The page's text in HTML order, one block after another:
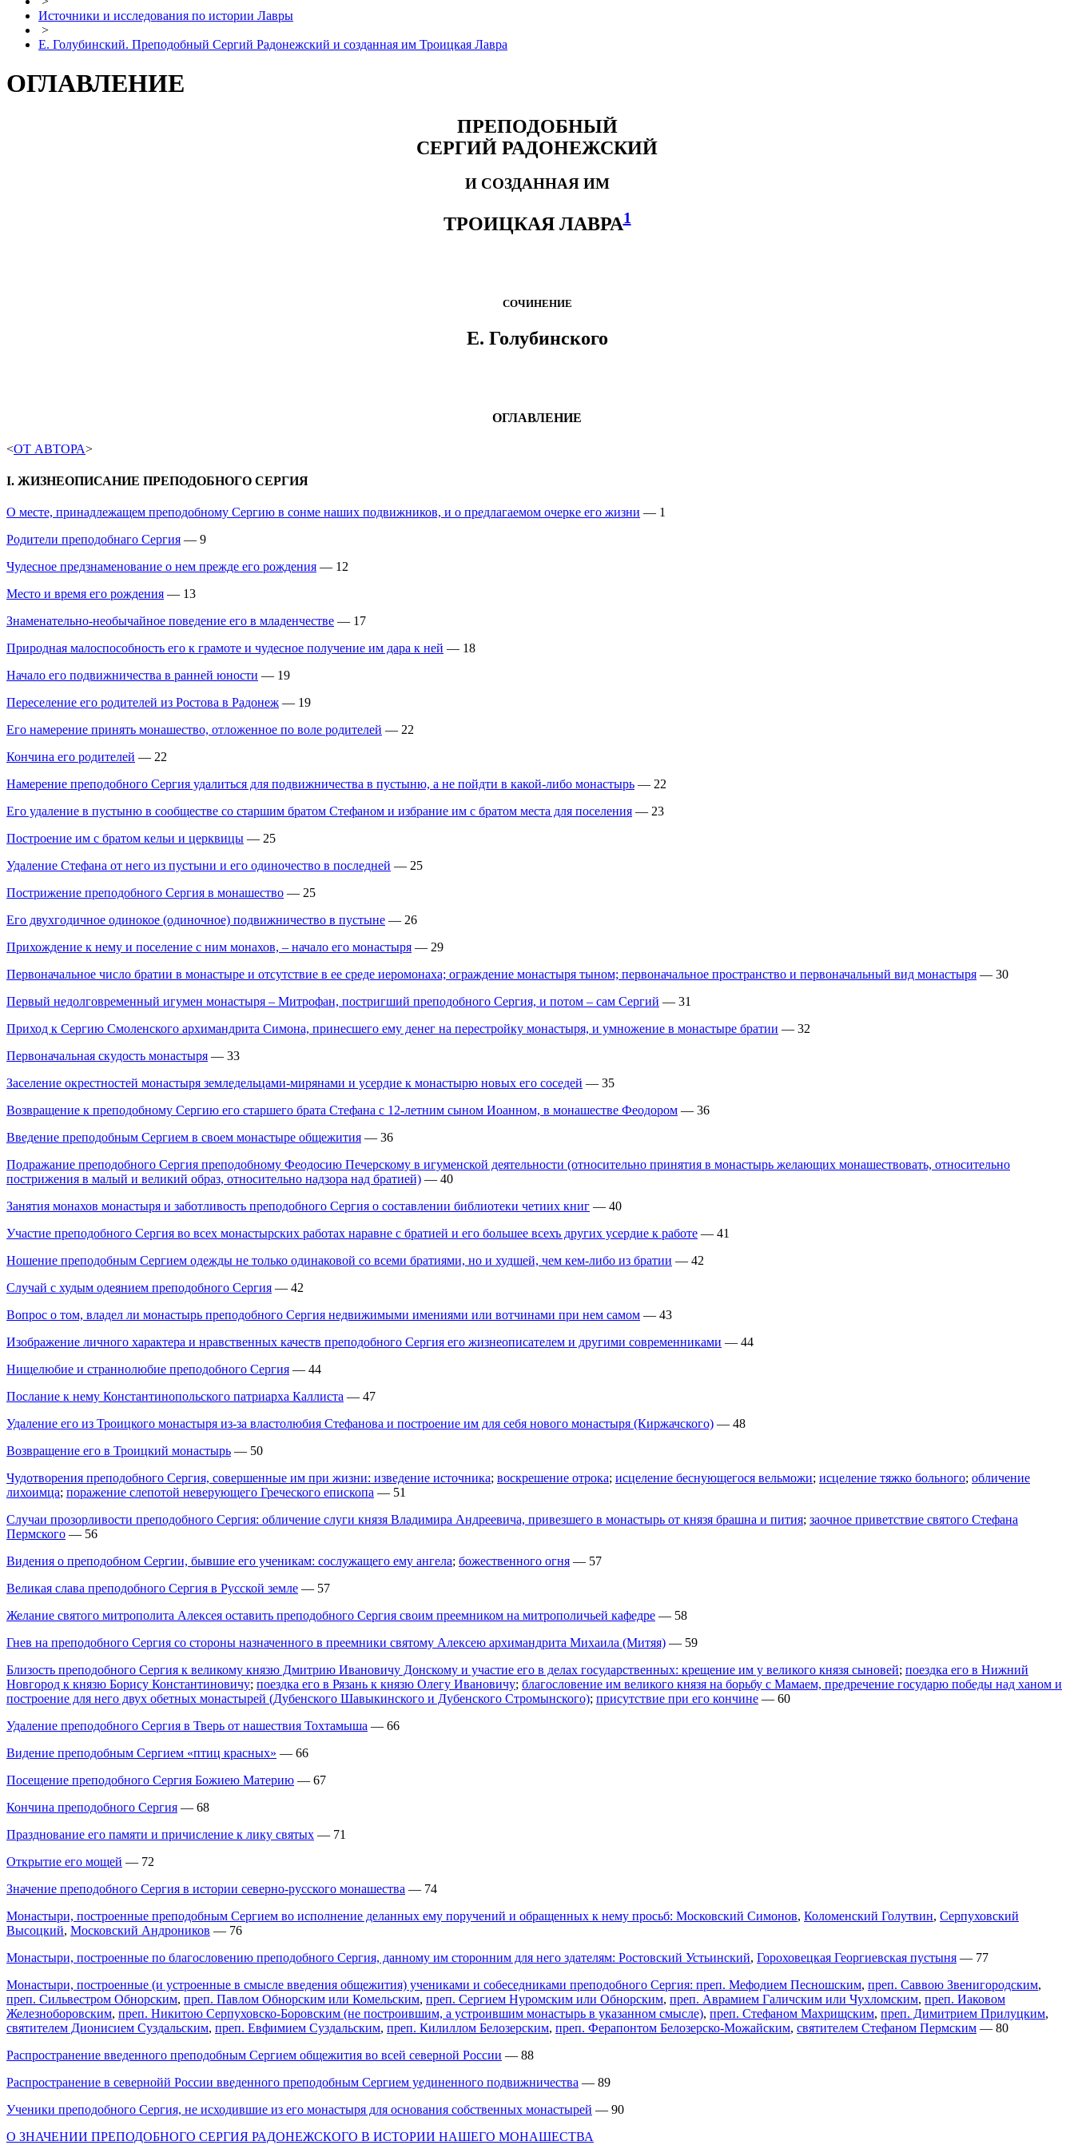
Источники и исследования по истории Лавры
>
Е. Голубинский. Преподобный Сергий Радонежский и созданная им Троицкая Лавра
ОГЛАВЛЕНИЕ
ПРЕПОДОБНЫЙ
СЕРГИЙ РАДОНЕЖСКИЙ
И СОЗДАННАЯ ИМ
ТРОИЦКАЯ ЛАВРА1
СОЧИНЕНИЕ
Е. Голубинского
ОГЛАВЛЕНИЕ
<ОТ АВТОРА>
I. ЖИЗНЕОПИСАНИЕ ПРЕПОДОБНОГО СЕРГИЯ
О месте, принадлежащем преподобному Сергию в сонме наших подвижников, и о предлагаемом очерке его жизни — 1
Родители преподобнаго Сергия — 9
Чудесное предзнаменование о нем прежде его рождения — 12
Место и время его рождения — 13
Знаменательно-необычайное поведение его в младенчестве — 17
Природная малоспособность его к грамоте и чудесное получение им дара к ней — 18
Начало его подвижничества в ранней юности — 19
Переселение его родителей из Ростова в Радонеж — 19
Его намерение принять монашество, отложенное по воле родителей — 22
Кончина его родителей — 22
Намерение преподобного Сергия удалиться для подвижничества в пустыню, а не пойдти в какой-либо монастырь — 22
Его удаление в пустыню в сообществе со старшим братом Стефаном и избрание им с братом места для поселения — 23
Построение им с братом кельи и церквицы — 25
Удаление Стефана от него из пустыни и его одиночество в последней — 25
Пострижение преподобного Сергия в монашество — 25
Его двухгодичное одинокое (одиночное) подвижничество в пустыне — 26
Прихождение к нему и поселение с ним монахов, – начало его монастыря — 29
Первоначальное число братии в монастыре и отсутствие в ее среде иеромонаха; ограждение монастыря тыном; первоначальное пространство и первоначальный вид монастыря — 30
Первый недолговременный игумен монастыря – Митрофан, постригший преподобного Сергия, и потом – сам Сергий — 31
Приход к Сергию Смоленского архимандрита Симона, принесшего ему денег на перестройку монастыря, и умножение в монастыре братии — 32
Первоначальная скудость монастыря — 33
Заселение окрестностей монастыря земледельцами-мирянами и усердие к монастырю новых его соседей — 35
Возвращение к преподобному Сергию его старшего брата Стефана с 12-летним сыном Иоанном, в монашестве Феодором — 36
Введение преподобным Сергием в своем монастыре общежития — 36
Подражание преподобного Сергия преподобному Феодосию Печерскому в игуменской деятельности (относительно принятия в монастырь желающих монашествовать, относительно
пострижения в малый и великий образ, относительно надзора над братией) — 40
Занятия монахов монастыря и заботливость преподобного Сергия о составлении библиотеки четиих книг — 40
Участие преподобного Сергия во всех монастырских работах наравне с братией и его большее всехъ других усердие к работе — 41
Ношение преподобным Сергием одежды не только одинаковой со всеми братиями, но и худшей, чем кем-либо из братии — 42
Случай с худым одеянием преподобного Сергия — 42
Вопрос о том, владел ли монастырь преподобного Сергия недвижимыми имениями или вотчинами при нем самом — 43
Изображение личного характера и нравственных качеств преподобного Сергия его жизнеописателем и другими современниками — 44
Нищелюбие и страннолюбие преподобного Сергия — 44
Послание к нему Константинопольского патриарха Каллиста — 47
Удаление его из Троицкого монастыря из-за властолюбия Стефанова и построение им для себя нового монастыря (Киржачского) — 48
Возвращение его в Троицкий монастырь — 50
Чудотворения преподобного Сергия, совершенные им при жизни: изведение источника; воскрешение отрока; исцеление беснующегося вельможи; исцеление тяжко больного; обличение
лихоимца; поражение слепотой неверующего Греческого епископа — 51
Случаи прозорливости преподобного Сергия: обличение слуги князя Владимира Андреевича, привезшего в монастырь от князя брашна и пития; заочное приветствие святого Стефана
Пермского — 56
Видения о преподобном Сергии, бывшие его ученикам: сослужащего ему ангела; божественного огня — 57
Великая слава преподобного Сергия в Русской земле — 57
Желание святого митрополита Алексея оставить преподобного Сергия своим преемником на митрополичьей кафедре — 58
Гнев на преподобного Сергия со стороны назначенного в преемники святому Алексею архимандрита Михаила (Митяя) — 59
Близость преподобного Сергия к великому князю Дмитрию Ивановичу Донскому и участие его в делах государственных: крещение им у великого князя сыновей; поездка его в Нижний
Новгород к князю Борису Константиновичу; поездка его в Рязань к князю Олегу Ивановичу; благословение им великого князя на борьбу с Мамаем, предречение государю победы над ханом и
построение для него двух обетных монастырей (Дубенского Шавыкинского и Дубенского Стромынского); присутствие при его кончине — 60
Удаление преподобного Сергия в Тверь от нашествия Тохтамыша — 66
Видение преподобным Сергием «птиц красных» — 66
Посещение преподобного Сергия Божиею Материю — 67
Кончина преподобного Сергия — 68
Празднование его памяти и причисление к лику святых — 71
Открытие его мощей — 72
Значение преподобного Сергия в истории северно-русского монашества — 74
Монастыри, построенные преподобным Сергием во исполнение деланных ему поручений и обращенных к нему просьб: Московский Симонов, Коломенский Голутвин, Серпуховский
Высоцкий, Московский Андроников — 76
Монастыри, построенные по благословению преподобного Сергия, данному им сторонним для него здателям: Ростовский Устьинский, Гороховецкая Георгиевская пустыня — 77
Монастыри, построенные (и устроенные в смысле введения общежития) учениками и собеседниками преподобного Сергия: преп. Мефодием Песношским, преп. Саввою Звенигородским,
преп. Сильвестром Обнорским, преп. Павлом Обнорским или Комельским, преп. Сергием Нуромским или Обнорским, преп. Аврамием Галичским или Чухломским, преп. Иаковом
Железноборовским, преп. Никитою Серпуховско-Боровским (не построившим, а устроившим монастырь в указанном смысле), преп. Стефаном Махрищским, преп. Димитрием Прилуцким,
святителем Дионисием Суздальским, преп. Евфимием Суздальским, преп. Килиллом Белозерским, преп. Ферапонтом Белозерско-Можайским, святителем Стефаном Пермским — 80
Распространение введенного преподобным Сергием общежития во всей северной России — 88
Распространение в севернойй России введенного преподобным Сергием уединенного подвижничества — 89
Ученики преподобного Сергия, не исходившие из его монастыря для основания собственных монастырей — 90
О ЗНАЧЕНИИ ПРЕПОДОБНОГО СЕРГИЯ РАДОНЕЖСКОГО В ИСТОРИИ НАШЕГО МОНАШЕСТВА